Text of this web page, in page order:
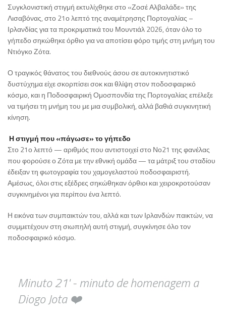
Συγκλονιστική στιγμή εκτυλίχθηκε στο «Ζοσέ Αλβαλάδε» της
Λισαβόνας, στο 21ο λεπτό της αναμέτρησης Πορτογαλίας –
Ιρλανδίας για τα προκριματικά του Μουντιάλ 2026, όταν όλο το
γήπεδο σηκώθηκε όρθιο για να αποτίσει φόρο τιμής στη μνήμη του
Ντιόγκο Ζότα.
Ο τραγικός θάνατος του διεθνούς άσου σε αυτοκινητιστικό
δυστύχημα είχε σκορπίσει σοκ και θλίψη στον ποδοσφαιρικό
κόσμο, και η Ποδοσφαιρική Ομοσπονδία της Πορτογαλίας επέλεξε
να τιμήσει τη μνήμη του με μια συμβολική, αλλά βαθιά συγκινητική
κίνηση.
Η στιγμή που «πάγωσε» το γήπεδο
Στο 21ο λεπτό — αριθμός που αντιστοιχεί στο Νο21 της φανέλας
που φορούσε ο Ζότα με την εθνική ομάδα — τα μάτριξ του σταδίου
έδειξαν τη φωτογραφία του χαμογελαστού ποδοσφαιριστή.
Αμέσως, όλοι στις εξέδρες σηκώθηκαν όρθιοι και χειροκροτούσαν
συγκινημένοι για περίπου ένα λεπτό.
Η εικόνα των συμπαικτών του, αλλά και των Ιρλανδών παικτών, να
συμμετέχουν στη σιωπηλή αυτή στιγμή, συγκίνησε όλο τον
ποδοσφαιρικό κόσμο.
Minuto 21' - minuto de homenagem a
Diogo Jota ❤️